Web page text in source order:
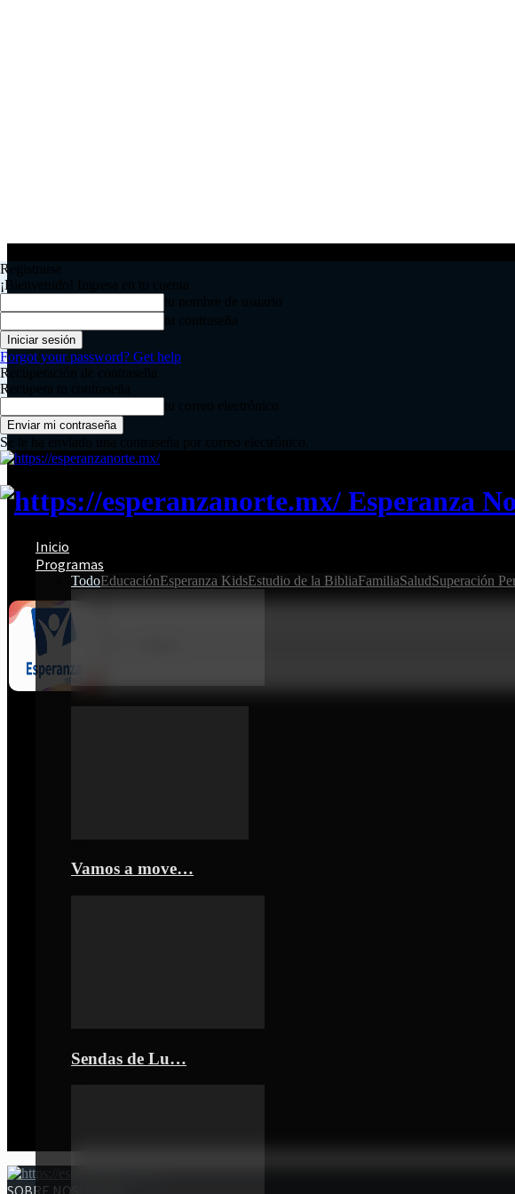
Registrarse
¡Bienvenido! Ingresa en tu cuenta
Forgot your password? Get help
Recuperación de contraseña
Recupera tu contraseña
Se te ha enviado una contraseña por correo electrónico.
Esperanza
Inicio
Programas
TodoEducaciónEsperanza KidsEstudio de la BibliaFamiliaSaludSuperación
Vamos a move…
Sendas de Lu…
SOBRE NOSOTROS